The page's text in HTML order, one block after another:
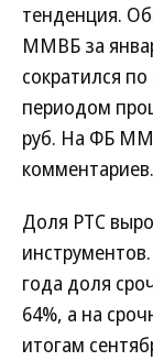
тенденция.
ММВБ за
сократился
периодом
руб. На ФБ
комментариев.
Доля РТС
года доля
64%, а на
итогам